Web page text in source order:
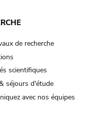
de recherche
scientifiques
séjours d'étude
avec nos équipes